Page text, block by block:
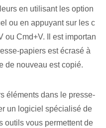
en utilisant les option
ou en appuyant sur les c
ou Cmd+V. Il est importan
papiers est écrasé à
de nouveau est copié.
éléments dans le presse-
un logiciel spécialisé de
outils vous permettent de